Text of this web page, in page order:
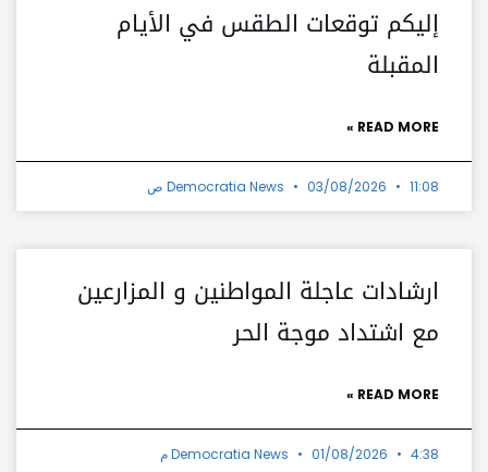
إليكم توقعات الطقس في الأيام
المقبلة
READ MORE »
Democratia News 03/08/2026 11:08 ص
ارشادات عاجلة المواطنين و المزارعين
مع اشتداد موجة الحر
READ MORE »
Democratia News 01/08/2026 4:38 م